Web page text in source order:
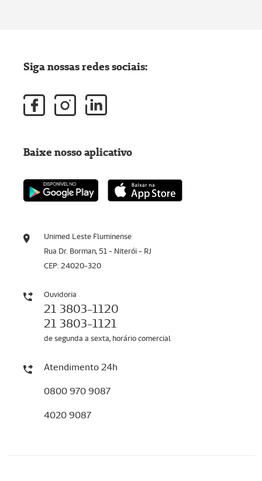
Unimed Leste Fluminense
Rua Dr. Borman, 51 - Niterói - RJ
CEP: 24020-320
Ouvidoria
21 3803-1120
21 3803-1121
de segunda a sexta, horário comercial
Atendimento 24h
0800 970 9087
4020 9087
Siga nossas redes sociais:
Baixe nosso aplicativo